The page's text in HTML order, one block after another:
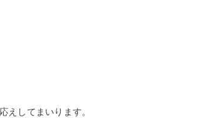
えしてまいります。